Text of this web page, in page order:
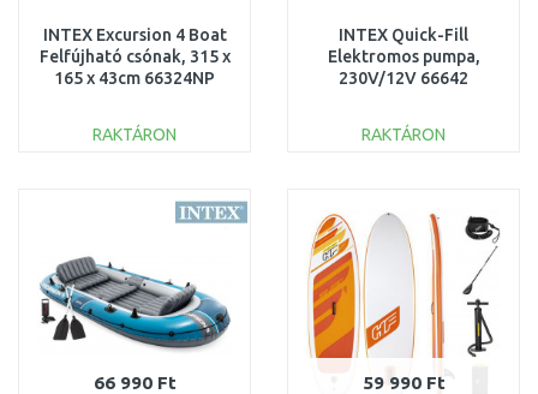
INTEX Excursion 4 Boat
Felfújható csónak, 315 x
165 x 43cm 66324NP
RAKTÁRON
Összehasonlítás
INTEX Quick-Fill
Elektromos pumpa,
230V/12V 66642
RAKTÁRON
66 990 Ft 59 990 Ft